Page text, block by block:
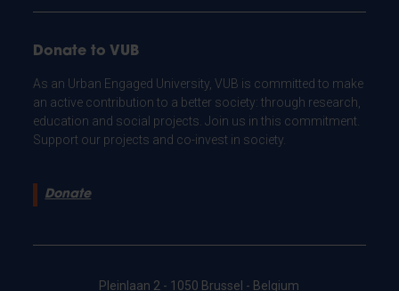
Donate to VUB
As an Urban Engaged University, VUB is committed to make
an active contribution to a better society: through research,
education and social projects. Join us in this commitment.
Support our projects and co-invest in society.
Donate
Pleinlaan 2 - 1050 Brussel - Belgium